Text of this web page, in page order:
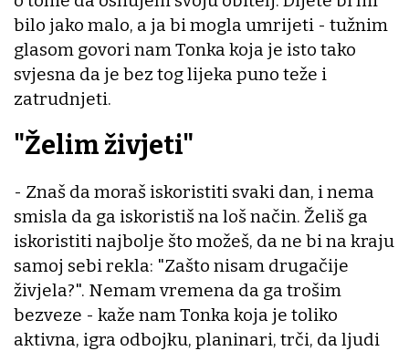
bilo jako malo, a ja bi mogla umrijeti - tužnim
glasom govori nam Tonka koja je isto tako
svjesna da je bez tog lijeka puno teže i
zatrudnjeti.
"Želim živjeti"
- Znaš da moraš iskoristiti svaki dan, i nema
smisla da ga iskoristiš na loš način. Želiš ga
iskoristiti najbolje što možeš, da ne bi na kraju
samoj sebi rekla: "Zašto nisam drugačije
živjela?". Nemam vremena da ga trošim
bezveze - kaže nam Tonka koja je toliko
aktivna, igra odbojku, planinari, trči, da ljudi